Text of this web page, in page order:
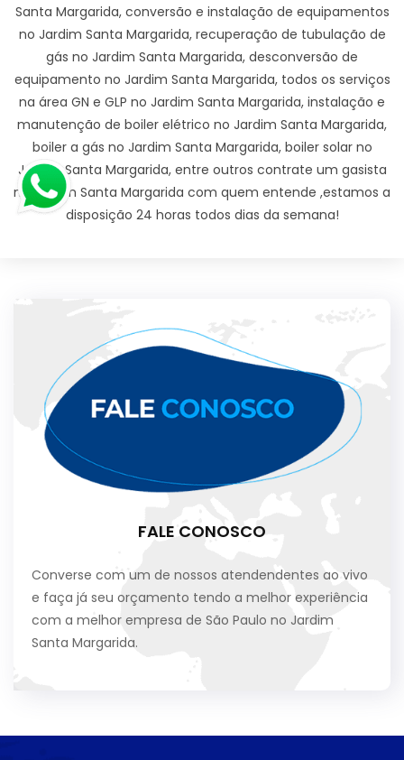
Santa Margarida, conversão e instalação de equipamentos
no Jardim Santa Margarida, recuperação de tubulação de
gás no Jardim Santa Margarida, desconversão de
equipamento no Jardim Santa Margarida, todos os serviços
na área GN e GLP no Jardim Santa Margarida, instalação e
manutenção de boiler elétrico no Jardim Santa Margarida,
boiler a gás no Jardim Santa Margarida, boiler solar no
Jardim Santa Margarida, entre outros contrate um gasista
no Jardim Santa Margarida com quem entende ,estamos a
disposição 24 horas todos dias da semana!
FALE CONOSCO
Converse com um de nossos atendendentes ao vivo
e faça já seu orçamento tendo a melhor experiência
com a melhor empresa de São Paulo no Jardim
Santa Margarida.